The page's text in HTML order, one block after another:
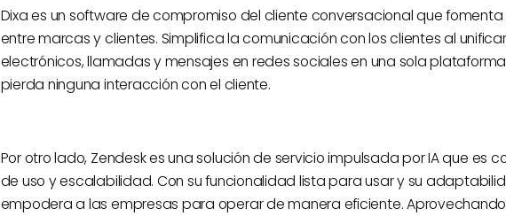
Dixa es un software de compromiso del cliente conversacional que
entre marcas y clientes. Simplifica la comunicación con los clientes al
electrónicos, llamadas y mensajes en redes sociales en una sola
pierda ninguna interacción con el cliente.
Por otro lado, Zendesk es una solución de servicio impulsada por IA que es
de uso y escalabilidad. Con su funcionalidad lista para usar y su
empodera a las empresas para operar de manera eficiente.